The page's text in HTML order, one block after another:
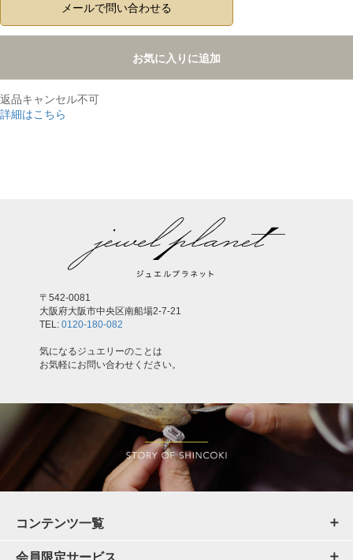
メールで問い合わせる
お気に入りに追加
返品キャンセル不可
詳細はこちら
〒542-0081
大阪府大阪市中央区南船場2-7-21
TEL: 0120-180-082
気になるジュエリーのことは
お気軽にお問い合わせください。
コンテンツ一覧